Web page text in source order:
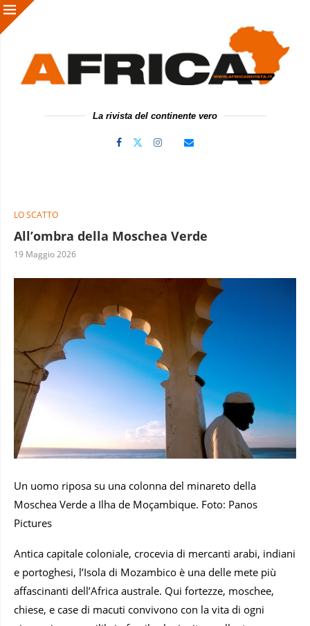
La rivista del continente vero
LO SCATTO
All’ombra della Moschea Verde
19 Maggio 2026
Un uomo riposa su una colonna del minareto della
Moschea Verde a Ilha de Moçambique. Foto: Panos
Pictures
Antica capitale coloniale, crocevia di mercanti arabi, indiani
e portoghesi, l’Isola di Mozambico è una delle mete più
affascinanti dell’Africa australe. Qui fortezze, moschee,
chiese, e case di macuti convivono con la vita di ogni